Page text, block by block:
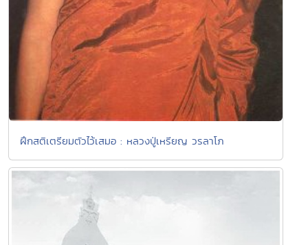
ฝึกสติเตรียมตัวไว้เสมอ : หลวงปู่เหรียญ วรลาโภ